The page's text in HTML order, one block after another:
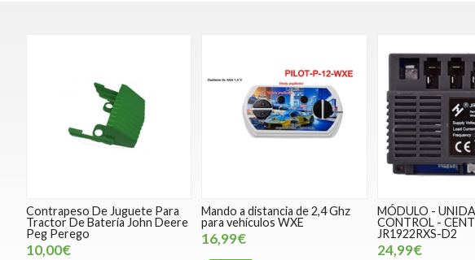
Contrapeso De Juguete Para
Tractor De Batería John Deere
Peg Perego
10,00€
Mando a distancia de 2,4 Ghz
para vehículos WXE
16,99€
MÓDULO -
CONTROL -
JR1922RXS-D2
24,99€